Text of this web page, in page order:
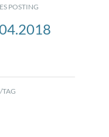
POSTING
TAG